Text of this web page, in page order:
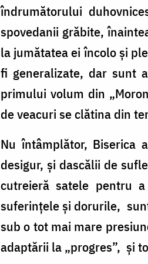
îndrumătorului
spovedanii grăbite,
la jumătatea ei încolo și
fi generalizate, dar sunt
primului volum din
de veacuri se clătina din
Nu întâmplător, Biserica
desigur, și dascălii de
cutreieră satele pentru
suferințele și dorurile,
sub o tot mai mare
adaptării la „progres”, și